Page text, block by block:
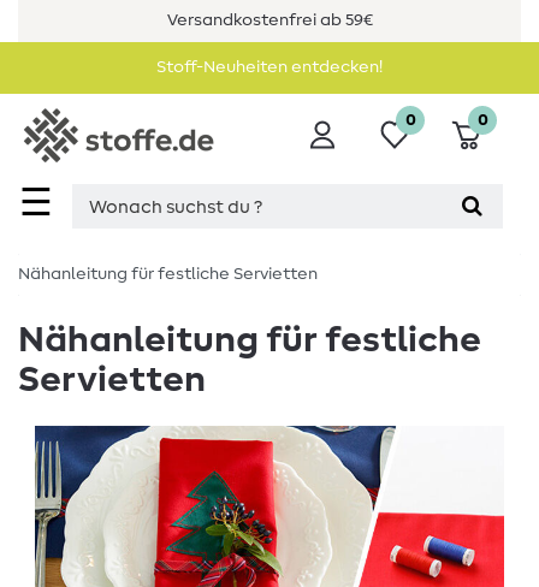
Versandkostenfrei ab 59€
Stoff-Neuheiten entdecken!
☰
0 0
Nähanleitung für festliche Servietten
Nähanleitung für festliche
Servietten